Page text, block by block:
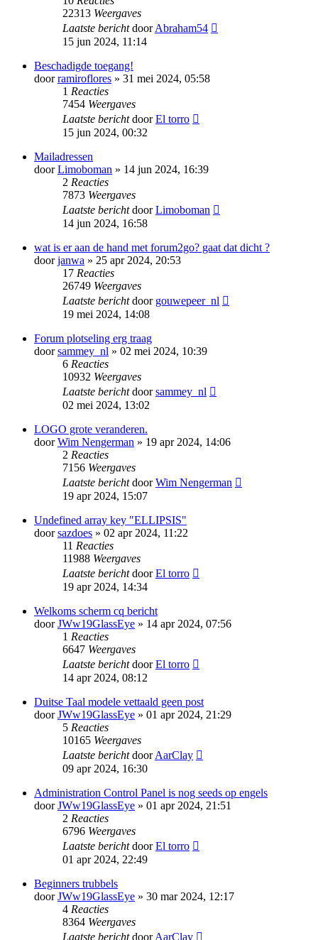
22313 Weergaves
Laatste berichtdoorAbraham54
15 jun 2024, 11:14
Beschadigde toegang!
doorramiroflores » 31 mei 2024, 05:58
1 Reacties
7454 Weergaves
Laatste berichtdoorEl torro
15 jun 2024, 00:32
Mailadressen
doorLimoboman » 14 jun 2024, 16:39
2 Reacties
7873 Weergaves
Laatste berichtdoorLimoboman
14 jun 2024, 16:58
wat is er aan de hand met forum2go? gaat dat dicht ?
doorjanwa » 25 apr 2024, 20:53
17 Reacties
26749 Weergaves
Laatste berichtdoor gouwepeer_nl
19 mei 2024, 14:08
Forum plotseling erg traag
doorsammey_nl » 02 mei 2024, 10:39
6 Reacties
10932 Weergaves
Laatste berichtdoorsammey_nl
02 mei 2024, 13:02
LOGO grote veranderen.
doorWim Nengerman » 19 apr 2024, 14:06
2 Reacties
7156 Weergaves
Laatste berichtdoorWim Nengerman
19 apr 2024, 15:07
Undefined array key "ELLIPSIS"
doorsazdoes » 02 apr 2024, 11:22
11 Reacties
11988 Weergaves
Laatste berichtdoorEl torro
19 apr 2024, 14:34
Welkoms scherm cq bericht
doorJWw19GlassEye » 14 apr 2024, 07:56
1 Reacties
6647 Weergaves
Laatste berichtdoorEl torro
14 apr 2024, 08:12
Duitse Taal modele vettaald geen post
doorJWw19GlassEye » 01 apr 2024, 21:29
5 Reacties
10165 Weergaves
Laatste berichtdoorAarClay
09 apr 2024, 16:30
Administration Control Panel is nog seeds op engels
doorJWw19GlassEye » 01 apr 2024, 21:51
2 Reacties
6796 Weergaves
Laatste berichtdoorEl torro
01 apr 2024, 22:49
Beginners trubbels
doorJWw19GlassEye » 30 mar 2024, 12:17
4 Reacties
8364 Weergaves
Laatste berichtdoorAarClay